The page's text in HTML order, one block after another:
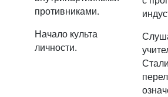
противниками.
Начало культа
личности.